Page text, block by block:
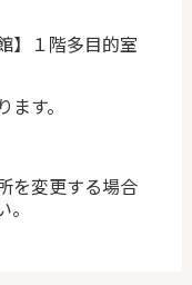
】１階多目的室
す。
を変更する場合